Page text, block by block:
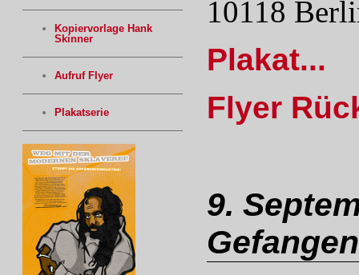
Kopiervorlage Hank
Skinner
Aufruf Flyer
Plakatserie
10118
Plakat...
Flyer
9.